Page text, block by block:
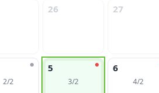
26 27
2/2
5
3/2
6
4/2